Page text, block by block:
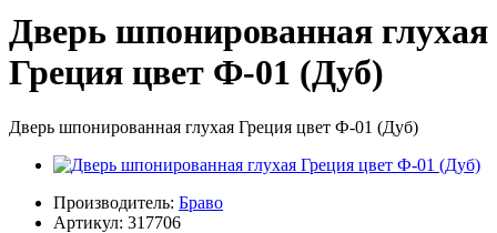
Дверь шпонированная глухая
Греция цвет Ф-01 (Дуб)
Дверь шпонированная глухая Греция цвет Ф-01 (Дуб)
Производитель: Браво
Артикул: 317706